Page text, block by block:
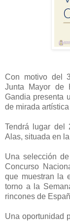
Con motivo del
Junta Mayor de
Gandia presenta
de mirada
Tendrá lugar del
Alas, situada en
Una selección
Concurso
que muestran la
torno a la
rincones de
Una oportunidad